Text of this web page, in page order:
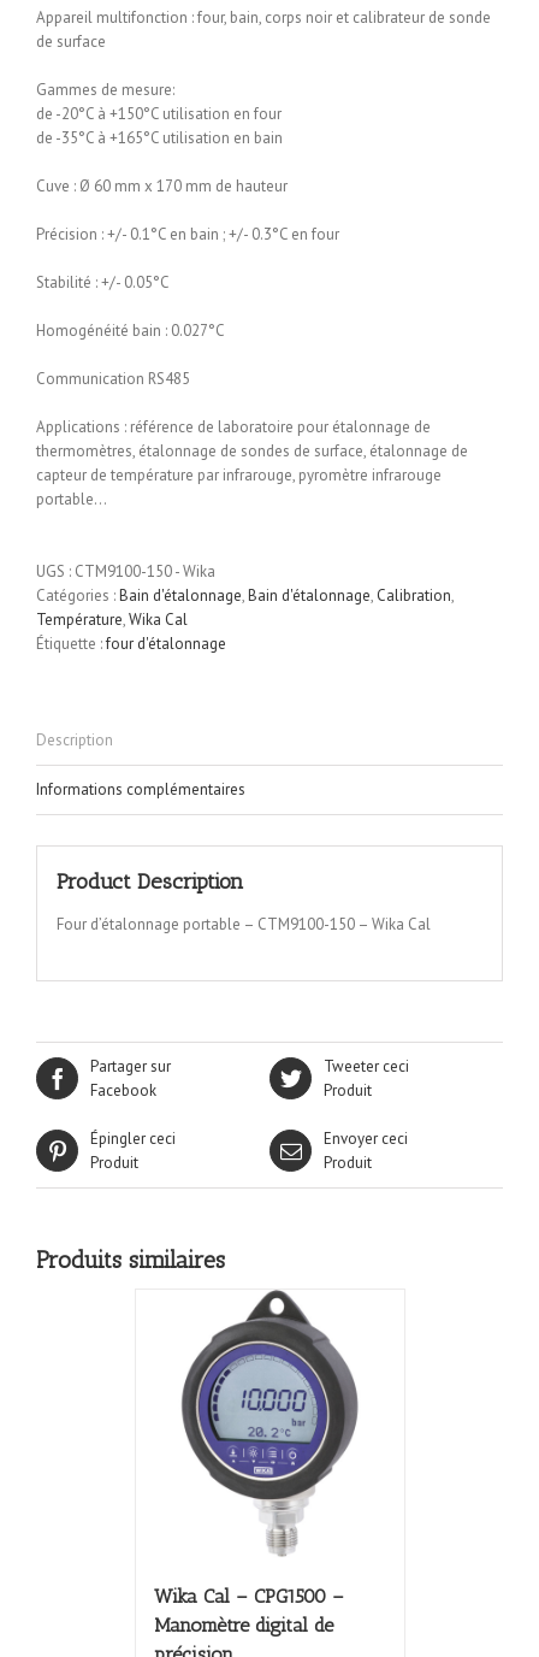
Appareil multifonction : four, bain, corps noir et calibrateur de sonde
de surface
Gammes de mesure:
de -20°C à +150°C utilisation en four
de -35°C à +165°C utilisation en bain
Cuve : Ø 60 mm x 170 mm de hauteur
Précision : +/- 0.1°C en bain ; +/- 0.3°C en four
Stabilité : +/- 0.05°C
Homogénéité bain : 0.027°C
Communication RS485
Applications : référence de laboratoire pour étalonnage de
thermomètres, étalonnage de sondes de surface, étalonnage de
capteur de température par infrarouge, pyromètre infrarouge
portable…
UGS : CTM9100-150 - Wika
Catégories :Bain d'étalonnage,Bain d'étalonnage, Calibration,
Température,Wika Cal
Étiquette :four d'étalonnage
Description
Informations complémentaires
Product Description
Four d’étalonnage portable – CTM9100-150 – Wika Cal
Partager sur
Facebook
Tweeter ceci
Produit
Épingler ceci
Produit
Envoyer ceci
Produit
Produits similaires
Wika Cal – CPG1500 –
Manomètre digital de